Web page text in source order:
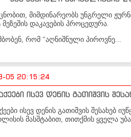
ცნობით, მიმდინარეობს უნგრელი
დაკავების პროცედურა.
რომ "აღნიშნული პიროვნე...
05 20:15:24
ისევ დენის გათიშვის
ისევ დენის გათიშვის შესახებ
მასშტაბით, თითქმის ყველა